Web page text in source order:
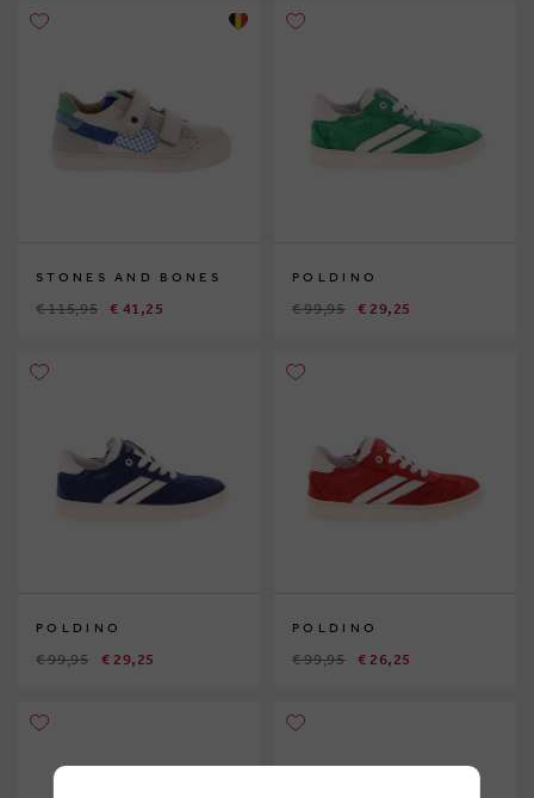
STONES AND BONES
€ 115,95 € 41,25
POLDINO
€ 99,95 € 29,25
POLDINO
€ 99,95 € 29,25
POLDINO
€ 99,95 € 26,25